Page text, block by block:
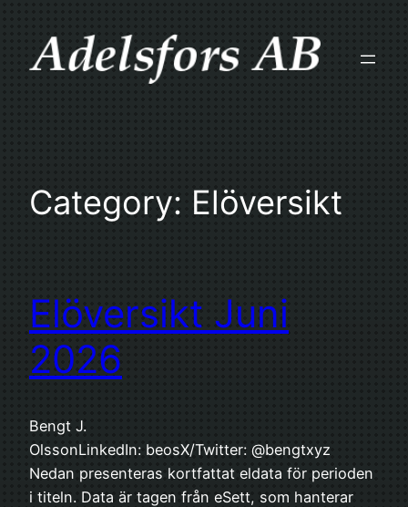
content
Category: Elöversikt
Elöversikt Juni
2026
Bengt J.
OlssonLinkedIn: beosX/Twitter: @bengtxyz
Nedan presenteras kortfattat eldata för perioden
i titeln. Data är tagen från eSett, som hanterar